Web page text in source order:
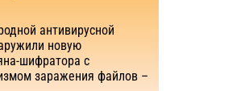
антивирусной
новую
шифратора с
заражения файлов –